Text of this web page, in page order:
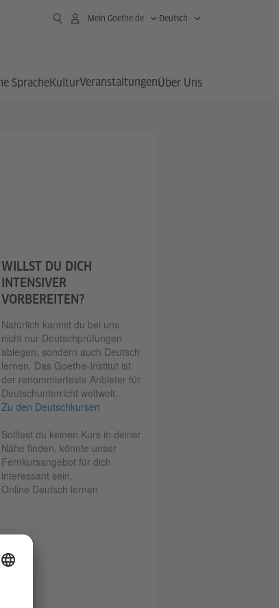
Mein Goethe.de Deutsch
SpracheKulturVeranstaltungenÜber Uns
WILLST DU DICH
INTENSIVER
VORBEREITEN?
Natürlich kannst du bei uns
nicht nur Deutschprüfungen
ablegen, sondern auch Deutsch
lernen. Das Goethe-Institut ist
der renommierteste Anbieter für
Deutschunterricht weltweit.
Zu den Deutschkursen
Solltest du keinen Kurs in deiner
Nähe finden, könnte unser
Fernkursangebot für dich
interessant sein.
Online Deutsch lernen